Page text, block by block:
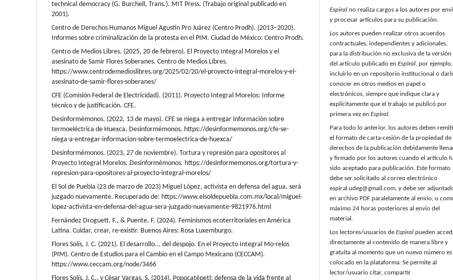
technical democracy (G. Burchell, Trans.). MIT Press. (Trabajo original publicado en
2001).
Centro de Derechos Humanos Miguel Agustín Pro Juárez (Centro Prodh). (2013–2020).
Informes sobre criminalización de la protesta en el PIM. Ciudad de México: Centro Prodh.
Centro de Medios Libres. (2025, 20 de febrero). El Proyecto Integral Morelos y el
asesinato de Samir Flores Soberanes. Centro de Medios Libres.
https://www.centrodemedioslibres.org/2025/02/20/el-proyecto-integral-morelos-y-el-
asesinato-de-samir-flores-soberanes/
CFE (Comisión Federal de Electricidad). (2011). Proyecto Integral Morelos: Informe
técnico y de justificación. CFE.
Desinformémonos. (2022, 13 de mayo). CFE se niega a entregar información sobre
termoeléctrica de Huexca. Desinformémonos. https://desinformemonos.org/cfe-se-
niega-a-entregar-informacion-sobre-termoelectrica-de-huexca/
Desinformémonos. (2023, 27 de noviembre). Tortura y represión para opositores al
Proyecto Integral Morelos. Desinformémonos. https://desinformemonos.org/tortura-y-
represion-para-opositores-al-proyecto-integral-morelos/
El Sol de Puebla (23 de marzo de 2023) Miguel López, activista en defensa del agua, será
juzgado nuevamente. Recuperado de: https://www.elsoldepuebla.com.mx/local/miguel-
lopez-activista-en-defensa-del-agua-sera-juzgado-nuevamente-9821976.html
Fernández Droguett, F., & Puente, F. (2024). Feminismos ecoterritoriales en América
Latina. Cuidar, crear, re-existir. Buenos Aires: Rosa Luxemburgo.
Flores Solís, J. C. (2021). El desarrollo... del despojo. En el Proyecto Integral Mo-relos
(PIM). Centro de Estudios para el Cambio en el Campo Mexicano (CECCAM).
https://www.ceccam.org/node/3466
Flores Solís, J. C., y César Vargas, S. (2014). Popocatépetl: defensa de la vida frente al
Espiralno realiza cargos a los autores por
y procesar artículos para su publicación.
Los autores pueden realizar otros acuerdos
contractuales, independientes y adicionales,
para la distribución no exclusiva de la versión
del artículo publicado enEspiral, por ejemplo,
incluirlo en un repositorio institucional o
conocer en otros medios en papel o
electrónicos, siempre que indique clara y
explícitamente que el trabajo se publicó por
primera vez enEspiral.
Para todo lo anterior, los autores deben
el formato de carta-cesión de la propiedad de
derechos de la publicación debidamente
y firmado por los autores cuando el artículo
sido aceptado para publicación. Este formato
debe ser solicitado al correo electrónico
espiral.udeg@gmail.com, y debe ser
en archivo PDF paralelamente al envío, o
máximo 24 horas posteriores al envío del
material.
Los lectores/usuarios deEspiralpueden
directamente al contenido de manera libre y
gratuita al momento que un nuevo número es
colocado en la plataforma. Se permite al
lector/usuario citar, compartir